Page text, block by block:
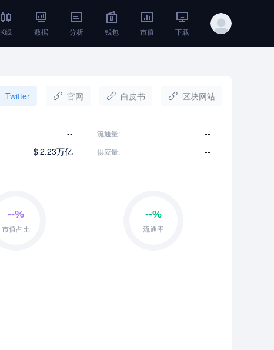
K线 数据 分析 钱包 市值 下载
Twitter 官网 白皮书 区块网站
--
$2.23万亿
流通量: --
供应量: --